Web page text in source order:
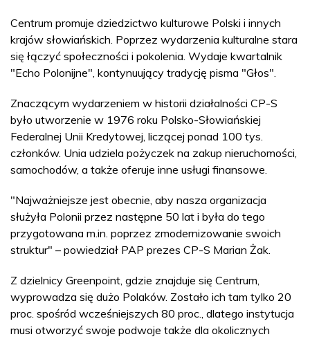
Centrum promuje dziedzictwo kulturowe Polski i innych
krajów słowiańskich. Poprzez wydarzenia kulturalne stara
się łączyć społeczności i pokolenia. Wydaje kwartalnik
"Echo Polonijne", kontynuujący tradycję pisma "Głos".
Znaczącym wydarzeniem w historii działalności CP-S
było utworzenie w 1976 roku Polsko-Słowiańskiej
Federalnej Unii Kredytowej, liczącej ponad 100 tys.
członków. Unia udziela pożyczek na zakup nieruchomości,
samochodów, a także oferuje inne usługi finansowe.
"Najważniejsze jest obecnie, aby nasza organizacja
służyła Polonii przez następne 50 lat i była do tego
przygotowana m.in. poprzez zmodernizowanie swoich
struktur" – powiedział PAP prezes CP-S Marian Żak.
Z dzielnicy Greenpoint, gdzie znajduje się Centrum,
wyprowadza się dużo Polaków. Zostało ich tam tylko 20
proc. spośród wcześniejszych 80 proc., dlatego instytucja
musi otworzyć swoje podwoje także dla okolicznych